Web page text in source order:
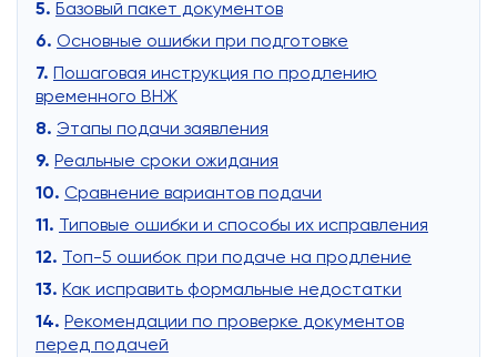
Базовый пакет документов
Основные ошибки при подготовке
Пошаговая инструкция по продлению
временного ВНЖ
Этапы подачи заявления
Реальные сроки ожидания
Сравнение вариантов подачи
Типовые ошибки и способы их исправления
Топ-5 ошибок при подаче на продление
Как исправить формальные недостатки
Рекомендации по проверке документов
перед подачей